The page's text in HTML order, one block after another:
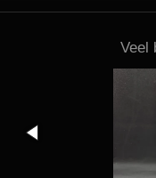
Veel